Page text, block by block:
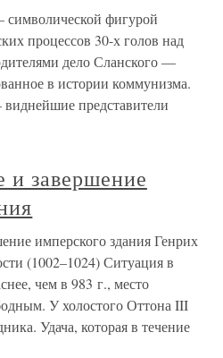
фигурой
процессов 30-х голов над
дело Сланского —
в истории коммунизма.
представители
и завершение
имперского здания Генрих
(1002–1024) Ситуация в
чем в 983 г., место
У холостого Оттона III
Удача, которая в течение